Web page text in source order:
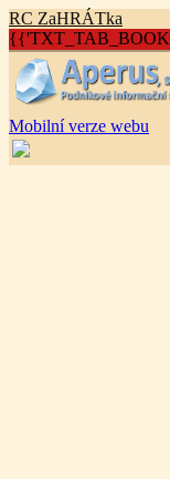
RC ZaHRÁTka
Mobilní verze webu